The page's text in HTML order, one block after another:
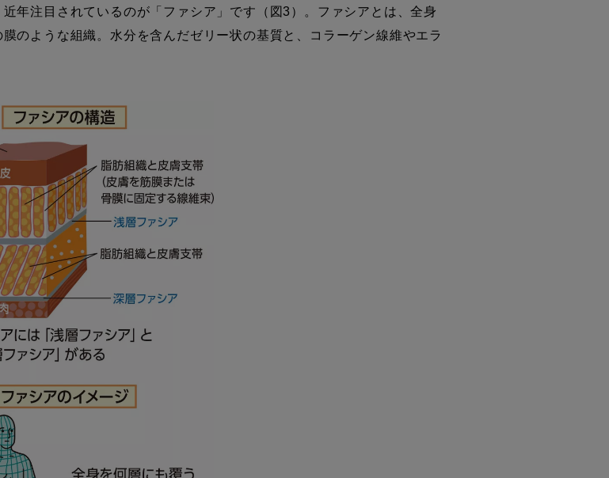
年注目されているのが「ファシア」です（図3）。ファシアとは、全身
のような組織。水分を含んだゼリー状の基質と、コラーゲン線維やエラ